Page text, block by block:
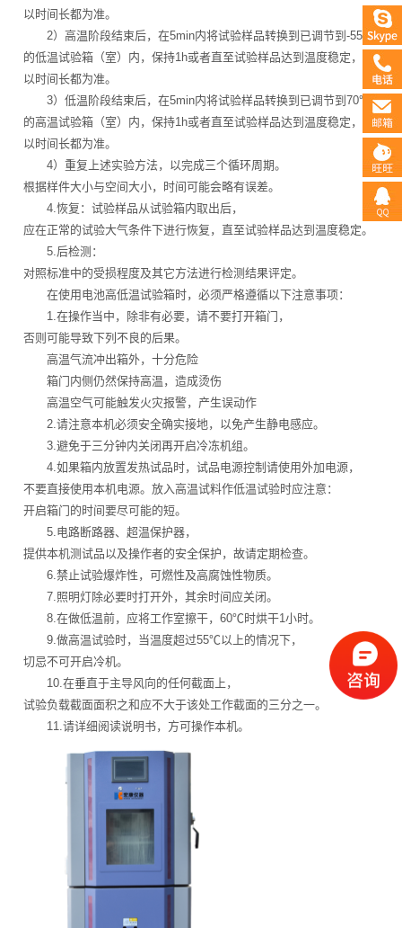
以时间长都为准。
2）高温阶段结束后，在5min内将试验样品转换到已调节到-55℃
的低温试验箱（室）内，保持1h或者直至试验样品达到温度稳定，
以时间长都为准。
3）低温阶段结束后，在5min内将试验样品转换到已调节到70℃
的高温试验箱（室）内，保持1h或者直至试验样品达到温度稳定，
以时间长都为准。
4）重复上述实验方法，以完成三个循环周期。
根据样件大小与空间大小，时间可能会略有误差。
4.恢复：试验样品从试验箱内取出后，
应在正常的试验大气条件下进行恢复，直至试验样品达到温度稳定。
5.后检测：
对照标准中的受损程度及其它方法进行检测结果评定。
在使用电池高低温试验箱时，必须严格遵循以下注意事项：
1.在操作当中，除非有必要，请不要打开箱门，
否则可能导致下列不良的后果。
高温气流冲出箱外，十分危险
箱门内侧仍然保持高温，造成烫伤
高温空气可能触发火灾报警，产生误动作
2.请注意本机必须安全确实接地，以免产生静电感应。
3.避免于三分钟内关闭再开启冷冻机组。
4.如果箱内放置发热试品时，试品电源控制请使用外加电源，
不要直接使用本机电源。放入高温试料作低温试验时应注意：
开启箱门的时间要尽可能的短。
5.电路断路器、超温保护器，
提供本机测试品以及操作者的安全保护，故请定期检查。
6.禁止试验爆炸性，可燃性及高腐蚀性物质。
7.照明灯除必要时打开外，其余时间应关闭。
8.在做低温前，应将工作室擦干，60℃时烘干1小时。
9.做高温试验时，当温度超过55℃以上的情况下，
切忌不可开启冷机。
10.在垂直于主导风向的任何截面上，
试验负载截面面积之和应不大于该处工作截面的三分之一。
11.请详细阅读说明书，方可操作本机。